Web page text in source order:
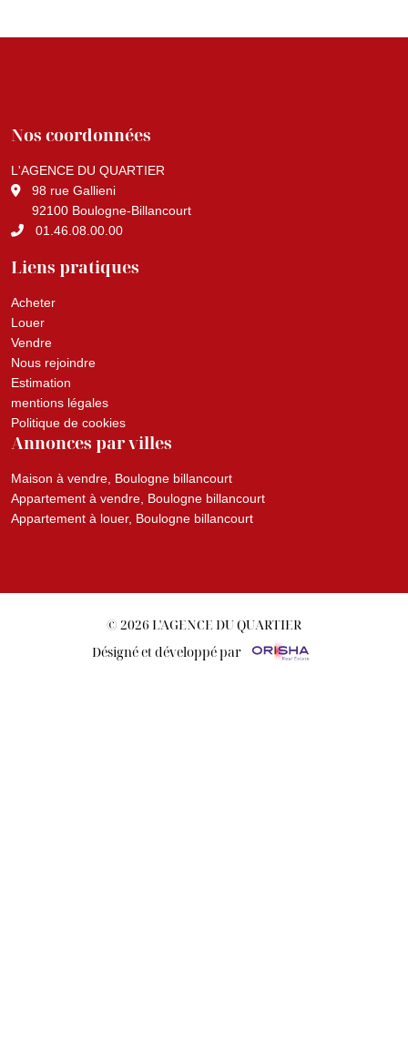
Nos coordonnées
L'AGENCE DU QUARTIER
98 rue Gallieni
92100 Boulogne-Billancourt
01.46.08.00.00
Liens pratiques
Acheter
Louer
Vendre
Nous rejoindre
Estimation
mentions légales
Politique de cookies
Annonces par villes
Maison à vendre, Boulogne billancourt
Appartement à vendre, Boulogne billancourt
Appartement à louer, Boulogne billancourt
© 2026 L'AGENCE DU QUARTIER
Désigné et développé par